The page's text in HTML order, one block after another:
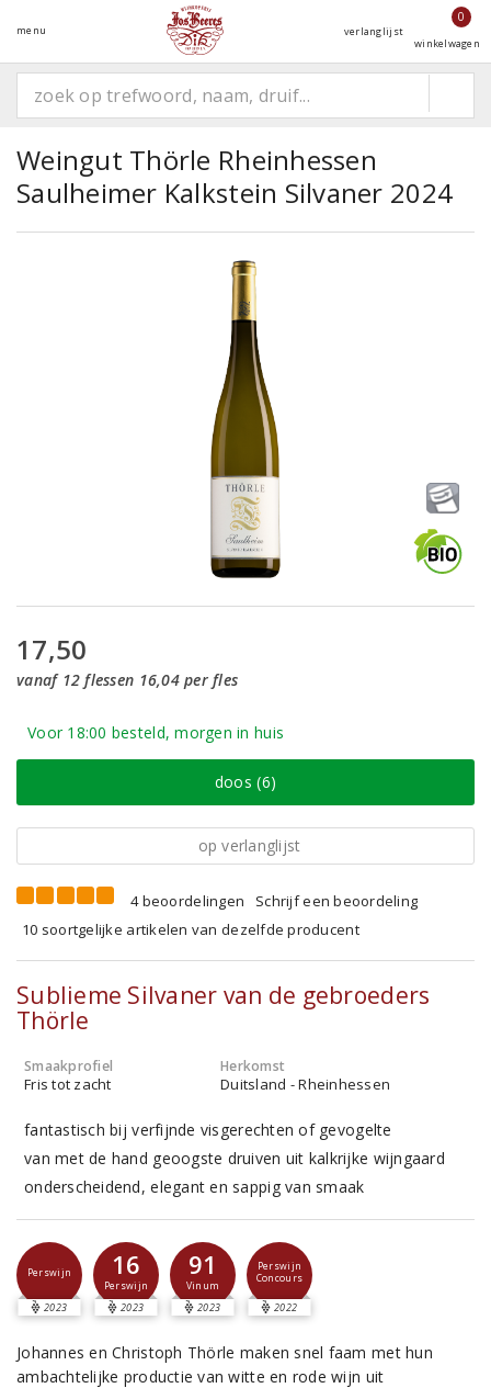
menu verlanglijst
0
winkelwagen
Weingut Thörle Rheinhessen
Saulheimer Kalkstein Silvaner 2024
17,50
vanaf 12 flessen 16,04 per fles
Voor 18:00 besteld, morgen in huis
doos (6)
op verlanglijst
4 beoordelingen
Schrijf een beoordeling
10 soortgelijke artikelen van dezelfde producent
Sublieme Silvaner van de gebroeders
Thörle
Smaakprofiel
Fris tot zacht
Herkomst
Duitsland - Rheinhessen
fantastisch bij verfijnde visgerechten of gevogelte
van met de hand geoogste druiven uit kalkrijke wijngaard
onderscheidend, elegant en sappig van smaak
Perswijn
2023
16
Perswijn
2023
91
Vinum
2023
Perswijn
Concours
2022
Johannes en Christoph Thörle maken snel faam met hun
ambachtelijke productie van witte en rode wijn uit